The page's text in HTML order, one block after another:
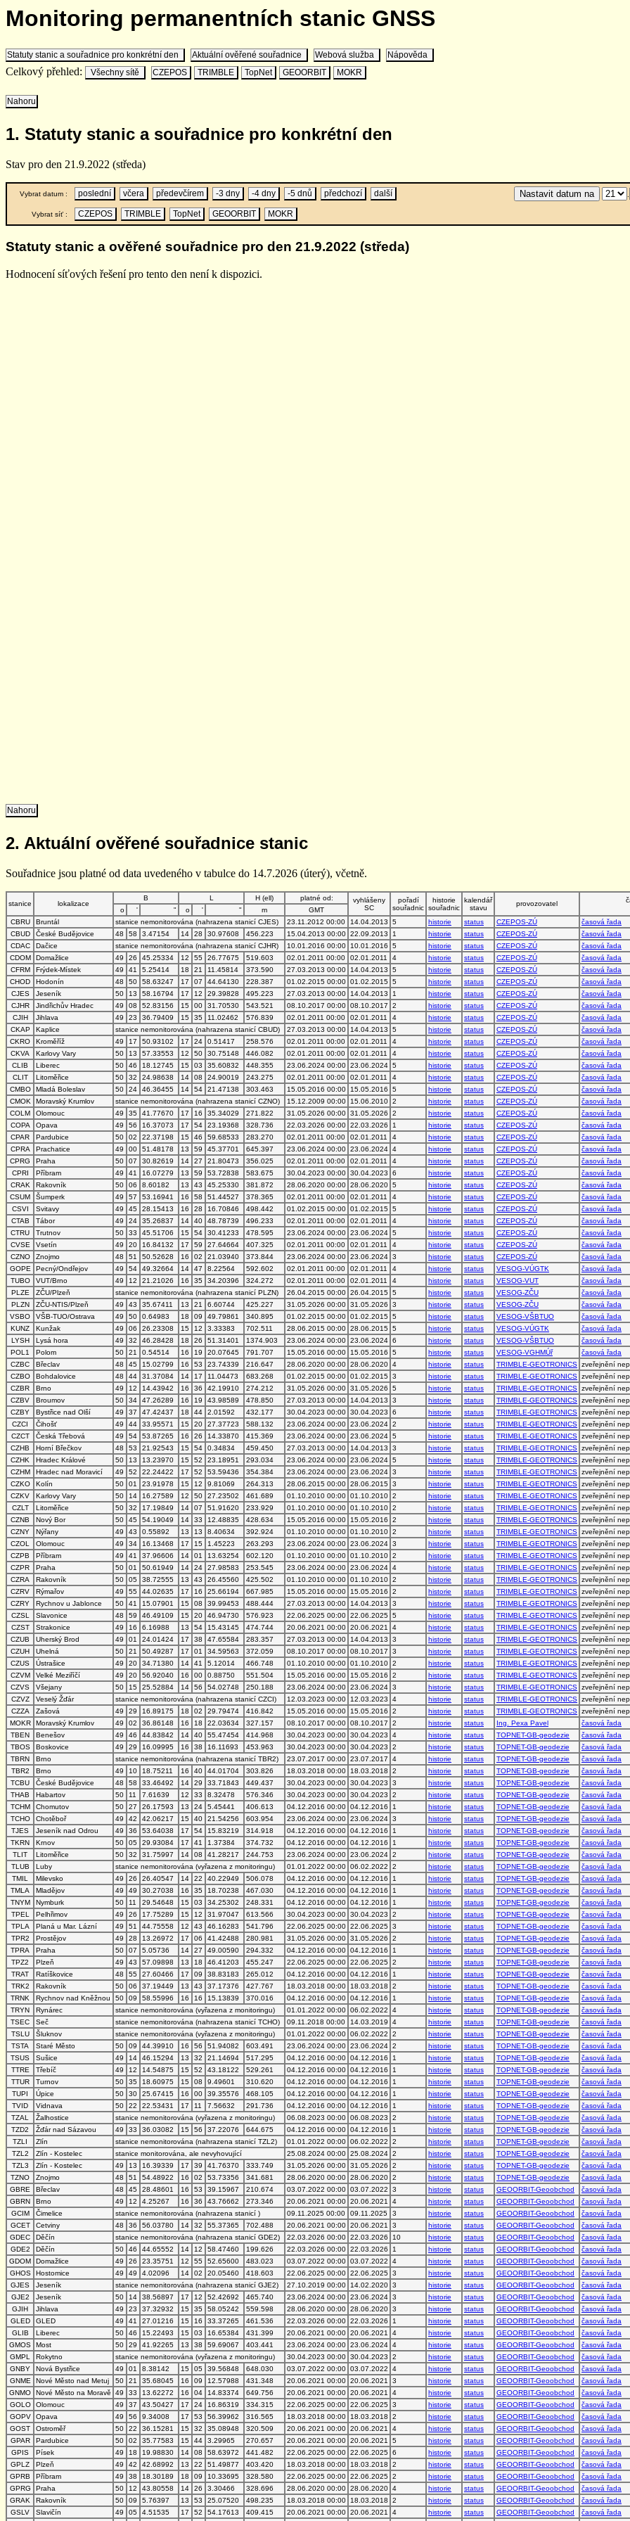
Monitoring permanentních stanic GNSS
Statuty stanic a souřadnice pro konkrétní den Aktuální ověřené souřadnice Webová služba Nápověda
Celkový přehled: Všechny sítě CZEPOS TRIMBLE TopNet GEOORBIT MOKR
Nahoru
1. Statuty stanic a souřadnice pro konkrétní den
Stav pro den 21.9.2022 (středa)
Vybrat datum : poslední včera předevčírem -3 dny -4 dny -5 dnů předchozí další .
Vybrat síť : CZEPOS TRIMBLE TopNet GEOORBIT MOKR
Statuty stanic a ověřené souřadnice pro den 21.9.2022 (středa)
Hodnocení síťových řešení pro tento den není k dispozici.
Nahoru
2. Aktuální ověřené souřadnice stanic
Souřadnice jsou platné od data uvedeného v tabulce do 14.7.2026 (úterý), včetně.
stanice lokalizace
B L H (ell) platné od:
vyhlášeny
SC
pořadí
souřadnic
historie
souřadnic
kalendář
stavu
provozovatel
o ' " o ' " m
GMT
CBRU
Bruntál stanice nemonitorována (nahrazena stanicí CJES) 23.11.2012 00:00 14.04.2013 5 historie status CZEPOS-ZÚ
časová řada
CBUD
České Budějovice 48 58 3.47154 14 28 30.97608 456.223 15.04.2013 00:00 22.09.2013 1 historie status CZEPOS-ZÚ
časová řada
CDAC
Dačice stanice nemonitorována (nahrazena stanicí CJHR) 10.01.2016 00:00 10.01.2016 5 historie status CZEPOS-ZÚ
časová řada
CDOM
Domažlice 49 26 45.25334 12 55 26.77675 519.603 02.01.2011 00:00 02.01.2011 4 historie status CZEPOS-ZÚ
časová řada
CFRM
Frýdek-Místek 49 41 5.25414 18 21 11.45814 373.590 27.03.2013 00:00 14.04.2013 5 historie status CZEPOS-ZÚ
časová řada
CHOD
Hodonín 48 50 58.63247 17 07 44.64130 228.387 01.02.2015 00:00 01.02.2015 5 historie status CZEPOS-ZÚ
časová řada
CJES
Jeseník 50 13 58.16794 17 12 29.39828 495.223 27.03.2013 00:00 14.04.2013 1 historie status CZEPOS-ZÚ
časová řada
CJHR
Jindřichův Hradec 49 08 52.83156 15 00 31.70530 543.521 08.10.2017 00:00 08.10.2017 2 historie status CZEPOS-ZÚ
časová řada
CJIH
Jihlava 49 23 36.79409 15 35 11.02462 576.839 02.01.2011 00:00 02.01.2011 4 historie status CZEPOS-ZÚ
časová řada
CKAP
Kaplice stanice nemonitorována (nahrazena stanicí CBUD) 27.03.2013 00:00 14.04.2013 5 historie status CZEPOS-ZÚ
časová řada
CKRO
Kroměříž 49 17 50.93102 17 24 0.51417 258.576 02.01.2011 00:00 02.01.2011 4 historie status CZEPOS-ZÚ
časová řada
CKVA
Karlovy Vary 50 13 57.33553 12 50 30.75148 446.082 02.01.2011 00:00 02.01.2011 4 historie status CZEPOS-ZÚ
časová řada
CLIB
Liberec 50 46 18.12745 15 03 35.60832 448.355 23.06.2024 00:00 23.06.2024 5 historie status CZEPOS-ZÚ
časová řada
CLIT
Litoměřice 50 32 24.98638 14 08 24.90019 243.275 02.01.2011 00:00 02.01.2011 4 historie status CZEPOS-ZÚ
časová řada
CMBO
Mladá Boleslav 50 24 46.36455 14 54 21.47138 303.463 15.05.2016 00:00 15.05.2016 5 historie status CZEPOS-ZÚ
časová řada
CMOK
Moravský Krumlov stanice nemonitorována (nahrazena stanicí CZNO) 15.12.2009 00:00 15.06.2010 2 historie status CZEPOS-ZÚ
časová řada
COLM
Olomouc 49 35 41.77670 17 16 35.34029 271.822 31.05.2026 00:00 31.05.2026 2 historie status CZEPOS-ZÚ
časová řada
COPA
Opava 49 56 16.37073 17 54 23.19368 328.736 22.03.2026 00:00 22.03.2026 1 historie status CZEPOS-ZÚ
časová řada
CPAR
Pardubice 50 02 22.37198 15 46 59.68533 283.270 02.01.2011 00:00 02.01.2011 4 historie status CZEPOS-ZÚ
časová řada
CPRA
Prachatice 49 00 51.48178 13 59 45.37701 645.397 23.06.2024 00:00 23.06.2024 4 historie status CZEPOS-ZÚ
časová řada
CPRG
Praha 50 07 30.82619 14 27 21.80473 356.025 02.01.2011 00:00 02.01.2011 4 historie status CZEPOS-ZÚ
časová řada
CPRI
Příbram 49 41 16.07279 13 59 53.72838 583.675 30.04.2023 00:00 30.04.2023 6 historie status CZEPOS-ZÚ
časová řada
CRAK
Rakovník 50 06 8.60182 13 43 45.25330 381.872 28.06.2020 00:00 28.06.2020 5 historie status CZEPOS-ZÚ
časová řada
CSUM
Šumperk 49 57 53.16941 16 58 51.44527 378.365 02.01.2011 00:00 02.01.2011 4 historie status CZEPOS-ZÚ
časová řada
CSVI
Svitavy 49 45 28.15413 16 28 16.70846 498.442 01.02.2015 00:00 01.02.2015 5 historie status CZEPOS-ZÚ
časová řada
CTAB
Tábor 49 24 35.26837 14 40 48.78739 496.233 02.01.2011 00:00 02.01.2011 4 historie status CZEPOS-ZÚ
časová řada
CTRU
Trutnov 50 33 45.51706 15 54 30.41233 478.595 23.06.2024 00:00 23.06.2024 5 historie status CZEPOS-ZÚ
časová řada
CVSE
Vsetín 49 20 16.84132 17 59 27.64664 407.325 02.01.2011 00:00 02.01.2011 4 historie status CZEPOS-ZÚ
časová řada
CZNO
Znojmo 48 51 50.52628 16 02 21.03940 373.844 23.06.2024 00:00 23.06.2024 3 historie status CZEPOS-ZÚ
časová řada
GOPE
Pecný/Ondřejov 49 54 49.32664 14 47 8.22564 592.602 02.01.2011 00:00 02.01.2011 4 historie status VESOG-VÚGTK
časová řada
TUBO
VUT/Brno 49 12 21.21026 16 35 34.20396 324.272 02.01.2011 00:00 02.01.2011 4 historie status VESOG-VUT
časová řada
PLZE
ZČU/Plzeň stanice nemonitorována (nahrazena stanicí PLZN) 26.04.2015 00:00 26.04.2015 5 historie status VESOG-ZČU
časová řada
PLZN
ZČU-NTIS/Plzeň 49 43 35.67411 13 21 6.60744 425.227 31.05.2026 00:00 31.05.2026 3 historie status VESOG-ZČU
časová řada
VSBO
VŠB-TUO/Ostrava 49 50 0.64983 18 09 49.79861 340.895 01.02.2015 00:00 01.02.2015 5 historie status VESOG-VŠBTUO
časová řada
KUNZ
Kunžak 49 06 26.23308 15 12 3.33383 702.511 28.06.2015 00:00 28.06.2015 5 historie status VESOG-VÚGTK
časová řada
LYSH
Lysá hora 49 32 46.28428 18 26 51.31401 1374.903 23.06.2024 00:00 23.06.2024 6 historie status VESOG-VŠBTUO
časová řada
POL1
Polom 50 21 0.54514 16 19 20.07645 791.707 15.05.2016 00:00 15.05.2016 5 historie status VESOG-VGHMÚř
časová řada
CZBC
Břeclav 48 45 15.02799 16 53 23.74339 216.647 28.06.2020 00:00 28.06.2020 4 historie status TRIMBLE-GEOTRONICS zveřejnění
CZBO
Bohdalovice 48 44 31.37084 14 17 11.04473 683.268 01.02.2015 00:00 01.02.2015 3 historie status TRIMBLE-GEOTRONICS zveřejnění
CZBR
Brno 49 12 14.43942 16 36 42.19910 274.212 31.05.2026 00:00 31.05.2026 5 historie status TRIMBLE-GEOTRONICS zveřejnění
CZBV
Broumov 50 34 47.26289 16 19 43.98589 478.850 27.03.2013 00:00 14.04.2013 3 historie status TRIMBLE-GEOTRONICS zveřejnění
CZBY
Bystřice nad Olší 49 37 47.42437 18 44 2.01592 432.177 30.04.2023 00:00 30.04.2023 6 historie status TRIMBLE-GEOTRONICS zveřejnění
CZCI
Čihošť 49 44 33.95571 15 20 27.37723 588.132 23.06.2024 00:00 23.06.2024 2 historie status TRIMBLE-GEOTRONICS zveřejnění
CZCT
Česká Třebová 49 54 53.87265 16 26 14.33870 415.369 23.06.2024 00:00 23.06.2024 5 historie status TRIMBLE-GEOTRONICS zveřejnění
CZHB
Horní Břečkov 48 53 21.92543 15 54 0.34834 459.450 27.03.2013 00:00 14.04.2013 3 historie status TRIMBLE-GEOTRONICS zveřejnění
CZHK
Hradec Králové 50 13 13.23970 15 52 23.18951 293.034 23.06.2024 00:00 23.06.2024 5 historie status TRIMBLE-GEOTRONICS zveřejnění
CZHM
Hradec nad Moravicí 49 52 22.24422 17 52 53.59436 354.384 23.06.2024 00:00 23.06.2024 3 historie status TRIMBLE-GEOTRONICS zveřejnění
CZKO
Kolín 50 01 23.91978 15 12 9.81069 264.313 28.06.2015 00:00 28.06.2015 3 historie status TRIMBLE-GEOTRONICS zveřejnění
CZKV
Karlovy Vary 50 14 16.27589 12 50 27.23502 461.689 01.10.2010 00:00 01.10.2010 2 historie status TRIMBLE-GEOTRONICS zveřejnění
CZLT
Litoměřice 50 32 17.19849 14 07 51.91620 233.929 01.10.2010 00:00 01.10.2010 2 historie status TRIMBLE-GEOTRONICS zveřejnění
CZNB
Nový Bor 50 45 54.19049 14 33 12.48835 428.634 15.05.2016 00:00 15.05.2016 2 historie status TRIMBLE-GEOTRONICS zveřejnění
CZNY
Nýřany 49 43 0.55892 13 13 8.40634 392.924 01.10.2010 00:00 01.10.2010 2 historie status TRIMBLE-GEOTRONICS zveřejnění
CZOL
Olomouc 49 34 16.13468 17 15 1.45223 263.293 23.06.2024 00:00 23.06.2024 3 historie status TRIMBLE-GEOTRONICS zveřejnění
CZPB
Příbram 49 41 37.96606 14 01 13.63254 602.120 01.10.2010 00:00 01.10.2010 2 historie status TRIMBLE-GEOTRONICS zveřejnění
CZPR
Praha 50 01 50.61949 14 24 27.98583 253.545 23.06.2024 00:00 23.06.2024 4 historie status TRIMBLE-GEOTRONICS zveřejnění
CZRA
Rakovník 50 05 38.72555 13 43 26.45560 425.502 01.10.2010 00:00 01.10.2010 2 historie status TRIMBLE-GEOTRONICS zveřejnění
CZRV
Rýmařov 49 55 44.02635 17 16 25.66194 667.985 15.05.2016 00:00 15.05.2016 2 historie status TRIMBLE-GEOTRONICS zveřejnění
CZRY
Rychnov u Jablonce 50 41 15.07901 15 08 39.99453 488.444 27.03.2013 00:00 14.04.2013 3 historie status TRIMBLE-GEOTRONICS zveřejnění
CZSL
Slavonice 48 59 46.49109 15 20 46.94730 576.923 22.06.2025 00:00 22.06.2025 5 historie status TRIMBLE-GEOTRONICS zveřejnění
CZST
Strakonice 49 16 6.16988 13 54 15.43145 474.744 20.06.2021 00:00 20.06.2021 4 historie status TRIMBLE-GEOTRONICS zveřejnění
CZUB
Uherský Brod 49 01 24.01424 17 38 47.65584 283.357 27.03.2013 00:00 14.04.2013 3 historie status TRIMBLE-GEOTRONICS zveřejnění
CZUH
Uhelná 50 21 50.49287 17 01 34.59563 372.059 08.10.2017 00:00 08.10.2017 3 historie status TRIMBLE-GEOTRONICS zveřejnění
CZUS
Ústrašice 49 20 34.71380 14 41 5.12014 466.748 01.10.2010 00:00 01.10.2010 2 historie status TRIMBLE-GEOTRONICS zveřejnění
CZVM
Velké Meziříčí 49 20 56.92040 16 00 0.88750 551.504 15.05.2016 00:00 15.05.2016 2 historie status TRIMBLE-GEOTRONICS zveřejnění
CZVS
Všejany 50 15 25.52884 14 56 54.02748 250.188 23.06.2024 00:00 23.06.2024 3 historie status TRIMBLE-GEOTRONICS zveřejnění
CZVZ
Veselý Žďár stanice nemonitorována (nahrazena stanicí CZCI) 12.03.2023 00:00 12.03.2023 4 historie status TRIMBLE-GEOTRONICS zveřejnění
CZZA
Zašová 49 29 16.89175 18 02 29.79474 416.842 15.05.2016 00:00 15.05.2016 2 historie status TRIMBLE-GEOTRONICS zveřejnění
MOKR
Moravský Krumlov 49 02 36.86148 16 18 22.03634 327.157 08.10.2017 00:00 08.10.2017 2 historie status Ing. Pexa Pavel
časová řada
TBEN
Benešov 49 46 44.83842 14 40 55.47454 414.968 30.04.2023 00:00 30.04.2023 4 historie status TOPNET-GB-geodezie
časová řada
TBOS
Boskovice 49 29 16.09995 16 38 16.11693 453.963 30.04.2023 00:00 30.04.2023 2 historie status TOPNET-GB-geodezie
časová řada
TBRN
Brno stanice nemonitorována (nahrazena stanicí TBR2) 23.07.2017 00:00 23.07.2017 4 historie status TOPNET-GB-geodezie
časová řada
TBR2
Brno 49 10 18.75211 16 40 44.01704 303.826 18.03.2018 00:00 18.03.2018 2 historie status TOPNET-GB-geodezie
časová řada
TCBU
České Budějovice 48 58 33.46492 14 29 33.71843 449.437 30.04.2023 00:00 30.04.2023 3 historie status TOPNET-GB-geodezie
časová řada
THAB
Habartov 50 11 7.61639 12 33 8.32478 576.346 30.04.2023 00:00 30.04.2023 2 historie status TOPNET-GB-geodezie
časová řada
TCHM
Chomutov 50 27 26.17593 13 24 5.45441 406.613 04.12.2016 00:00 04.12.2016 1 historie status TOPNET-GB-geodezie
časová řada
TCHO
Chotěboř 49 42 42.06217 15 40 21.54256 603.954 23.06.2024 00:00 23.06.2024 3 historie status TOPNET-GB-geodezie
časová řada
TJES
Jeseník nad Odrou 49 36 53.64038 17 54 15.83219 314.918 04.12.2016 00:00 04.12.2016 1 historie status TOPNET-GB-geodezie
časová řada
TKRN
Krnov 50 05 29.93084 17 41 1.37384 374.732 04.12.2016 00:00 04.12.2016 1 historie status TOPNET-GB-geodezie
časová řada
TLIT
Litoměřice 50 32 31.75997 14 08 41.28217 244.753 23.06.2024 00:00 23.06.2024 2 historie status TOPNET-GB-geodezie
časová řada
TLUB
Luby stanice nemonitorována (vyřazena z monitoringu) 01.01.2022 00:00 06.02.2022 2 historie status TOPNET-GB-geodezie
časová řada
TMIL
Milevsko 49 26 26.40547 14 22 40.22949 506.078 04.12.2016 00:00 04.12.2016 1 historie status TOPNET-GB-geodezie
časová řada
TMLA
Mladějov 49 49 30.27038 16 35 18.70238 467.030 04.12.2016 00:00 04.12.2016 1 historie status TOPNET-GB-geodezie
časová řada
TNYM
Nymburk 50 11 29.54648 15 03 34.25302 248.331 04.12.2016 00:00 04.12.2016 1 historie status TOPNET-GB-geodezie
časová řada
TPEL
Pelhřimov 49 26 17.75289 15 12 31.97047 613.566 30.04.2023 00:00 30.04.2023 2 historie status TOPNET-GB-geodezie
časová řada
TPLA
Planá u Mar. Lázní 49 51 44.75558 12 43 46.16283 541.796 22.06.2025 00:00 22.06.2025 3 historie status TOPNET-GB-geodezie
časová řada
TPR2
Prostějov 49 28 13.26972 17 06 41.42488 280.981 31.05.2026 00:00 31.05.2026 2 historie status TOPNET-GB-geodezie
časová řada
TPRA
Praha 50 07 5.05736 14 27 49.00590 294.332 04.12.2016 00:00 04.12.2016 1 historie status TOPNET-GB-geodezie
časová řada
TPZ2
Plzeň 49 43 57.09898 13 18 46.41203 455.247 22.06.2025 00:00 22.06.2025 2 historie status TOPNET-GB-geodezie
časová řada
TRAT
Ratíškovice 48 55 27.60466 17 09 38.83183 265.012 04.12.2016 00:00 04.12.2016 1 historie status TOPNET-GB-geodezie
časová řada
TRK2
Rakovník 50 06 37.19449 13 43 37.17376 427.767 18.03.2018 00:00 18.03.2018 2 historie status TOPNET-GB-geodezie
časová řada
TRNK
Rychnov nad Kněžnou 50 09 58.55996 16 16 15.13839 370.016 04.12.2016 00:00 04.12.2016 1 historie status TOPNET-GB-geodezie
časová řada
TRYN
Rynárec stanice nemonitorována (vyřazena z monitoringu) 01.01.2022 00:00 06.02.2022 4 historie status TOPNET-GB-geodezie
časová řada
TSEC
Seč stanice nemonitorována (nahrazena stanicí TCHO) 09.11.2018 00:00 14.03.2019 4 historie status TOPNET-GB-geodezie
časová řada
TSLU
Šluknov stanice nemonitorována (vyřazena z monitoringu) 01.01.2022 00:00 06.02.2022 2 historie status TOPNET-GB-geodezie
časová řada
TSTA
Staré Město 50 09 44.39910 16 56 51.94082 603.491 23.06.2024 00:00 23.06.2024 2 historie status TOPNET-GB-geodezie
časová řada
TSUS
Sušice 49 14 46.15294 13 32 21.14694 517.295 04.12.2016 00:00 04.12.2016 1 historie status TOPNET-GB-geodezie
časová řada
TTRE
Třebíč 49 12 14.54875 15 52 43.18122 529.261 04.12.2016 00:00 04.12.2016 1 historie status TOPNET-GB-geodezie
časová řada
TTUR
Turnov 50 35 18.60975 15 08 9.49601 310.620 04.12.2016 00:00 04.12.2016 1 historie status TOPNET-GB-geodezie
časová řada
TUPI
Úpice 50 30 25.67415 16 00 39.35576 468.105 04.12.2016 00:00 04.12.2016 1 historie status TOPNET-GB-geodezie
časová řada
TVID
Vidnava 50 22 22.53431 17 11 7.56632 291.736 04.12.2016 00:00 04.12.2016 1 historie status TOPNET-GB-geodezie
časová řada
TZAL
Žalhostice stanice nemonitorována (vyřazena z monitoringu) 06.08.2023 00:00 06.08.2023 2 historie status TOPNET-GB-geodezie
časová řada
TZD2
Žďár nad Sázavou 49 33 36.03082 15 56 37.22076 644.675 04.12.2016 00:00 04.12.2016 1 historie status TOPNET-GB-geodezie
časová řada
TZLI
Zlín stanice nemonitorována (nahrazena stanicí TZL2) 01.01.2022 00:00 06.02.2022 2 historie status TOPNET-GB-geodezie
časová řada
TZL2
Zlín - Kostelec stanice monitorována, ale nevyhovující 25.08.2024 00:00 25.08.2024 2 historie status TOPNET-GB-geodezie
časová řada
TZL3
Zlín - Kostelec 49 13 16.39339 17 39 41.76370 333.749 31.05.2026 00:00 31.05.2026 2 historie status TOPNET-GB-geodezie
časová řada
TZNO
Znojmo 48 51 54.48922 16 02 53.73356 341.681 28.06.2020 00:00 28.06.2020 2 historie status TOPNET-GB-geodezie
časová řada
GBRE
Břeclav 48 45 28.48601 16 53 39.15967 210.674 03.07.2022 00:00 03.07.2022 3 historie status GEOORBIT-Geoobchod
časová řada
GBRN
Brno 49 12 4.25267 16 36 43.76662 273.346 20.06.2021 00:00 20.06.2021 4 historie status GEOORBIT-Geoobchod
časová řada
GCIM
Čimelice stanice nemonitorována (nahrazena stanicí ) 09.11.2025 00:00 09.11.2025 3 historie status GEOORBIT-Geoobchod
časová řada
GCET
Cetviny 48 36 56.03780 14 32 55.37365 702.488 20.06.2021 00:00 20.06.2021 3 historie status GEOORBIT-Geoobchod
časová řada
GDEC
Děčín stanice nemonitorována (nahrazena stanicí GDE2) 22.03.2026 00:00 22.03.2026 10 historie status GEOORBIT-Geoobchod
časová řada
GDE2
Děčín 50 46 44.65552 14 12 58.47460 199.626 22.03.2026 00:00 22.03.2026 1 historie status GEOORBIT-Geoobchod
časová řada
GDOM
Domažlice 49 26 23.35751 12 55 52.65600 483.023 03.07.2022 00:00 03.07.2022 4 historie status GEOORBIT-Geoobchod
časová řada
GHOS
Hostomice 49 49 4.02096 14 02 20.05460 418.603 22.06.2025 00:00 22.06.2025 3 historie status GEOORBIT-Geoobchod
časová řada
GJES
Jeseník stanice nemonitorována (nahrazena stanicí GJE2) 27.10.2019 00:00 14.02.2020 3 historie status GEOORBIT-Geoobchod
časová řada
GJE2
Jeseník 50 14 38.56897 17 12 52.42692 465.740 23.06.2024 00:00 23.06.2024 3 historie status GEOORBIT-Geoobchod
časová řada
GJIH
Jihlava 49 23 37.32932 15 35 58.05242 559.598 28.06.2020 00:00 28.06.2020 3 historie status GEOORBIT-Geoobchod
časová řada
GLED
GLED 49 41 27.01216 15 16 33.37265 461.536 22.03.2026 00:00 22.03.2026 1 historie status GEOORBIT-Geoobchod
časová řada
GLIB
Liberec 50 46 15.22493 15 03 16.65384 431.399 20.06.2021 00:00 20.06.2021 4 historie status GEOORBIT-Geoobchod
časová řada
GMOS
Most 50 29 41.92265 13 38 59.69067 403.441 23.06.2024 00:00 23.06.2024 4 historie status GEOORBIT-Geoobchod
časová řada
GMPL
Rokytno stanice nemonitorována (vyřazena z monitoringu) 30.04.2023 00:00 30.04.2023 2 historie status GEOORBIT-Geoobchod
časová řada
GNBY
Nová Bystřice 49 01 8.38142 15 05 39.56848 648.030 03.07.2022 00:00 03.07.2022 4 historie status GEOORBIT-Geoobchod
časová řada
GNME
Nové Město nad Metuj 50 21 35.68045 16 09 12.57988 431.348 20.06.2021 00:00 20.06.2021 3 historie status GEOORBIT-Geoobchod
časová řada
GNMO
Nové Město na Moravě 49 33 13.62272 16 04 14.83374 649.756 20.06.2021 00:00 20.06.2021 4 historie status GEOORBIT-Geoobchod
časová řada
GOLO
Olomouc 49 37 43.50427 17 24 16.86319 334.315 22.06.2025 00:00 22.06.2025 3 historie status GEOORBIT-Geoobchod
časová řada
GOPV
Opava 49 56 9.34008 17 53 56.39962 316.565 18.03.2018 00:00 18.03.2018 2 historie status GEOORBIT-Geoobchod
časová řada
GOST
Ostroměř 50 22 36.15281 15 32 35.08948 320.509 20.06.2021 00:00 20.06.2021 4 historie status GEOORBIT-Geoobchod
časová řada
GPAR
Pardubice 50 02 35.77583 15 44 3.29965 270.657 20.06.2021 00:00 20.06.2021 5 historie status GEOORBIT-Geoobchod
časová řada
GPIS
Písek 49 18 19.98830 14 08 58.63972 441.482 22.06.2025 00:00 22.06.2025 6 historie status GEOORBIT-Geoobchod
časová řada
GPLZ
Plzeň 49 42 42.68992 13 22 51.49877 403.420 18.03.2018 00:00 18.03.2018 2 historie status GEOORBIT-Geoobchod
časová řada
GPRB
Příbram 49 38 18.30189 18 09 10.33695 328.580 22.06.2025 00:00 22.06.2025 2 historie status GEOORBIT-Geoobchod
časová řada
GPRG
Praha 50 12 43.80558 14 26 3.30466 328.696 28.06.2020 00:00 28.06.2020 4 historie status GEOORBIT-Geoobchod
časová řada
GRAK
Rakovník 50 09 5.76397 13 53 25.07520 498.235 18.03.2018 00:00 18.03.2018 2 historie status GEOORBIT-Geoobchod
časová řada
GSLV
Slavičín 49 05 4.51535 17 52 54.17613 409.415 20.06.2021 00:00 20.06.2021 4 historie status GEOORBIT-Geoobchod
časová řada